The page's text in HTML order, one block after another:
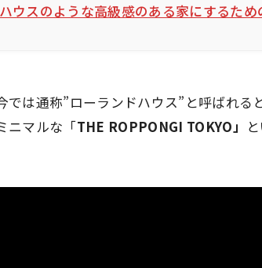
ウスのような高級感のある家にするた
では通称”ローランドハウス” と呼ばれる
ニマルな「THE ROPPONGI TOKYO」